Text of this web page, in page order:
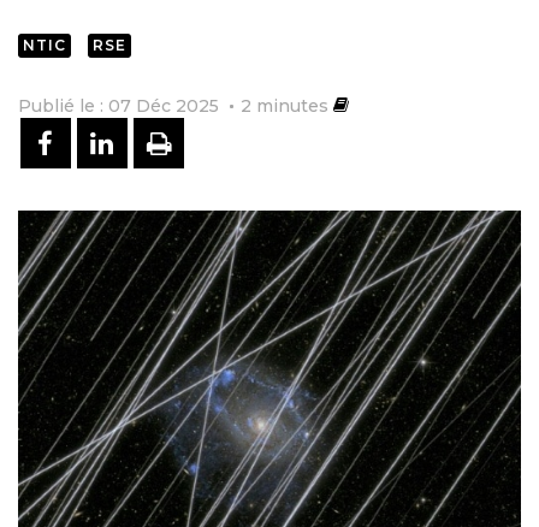
NTIC RSE
Publié le : 07 Déc 2025 2 minutes
PARTAGER SUR FACEBOOK
PARTAGER SUR LINKEDIN
IMPRIMER